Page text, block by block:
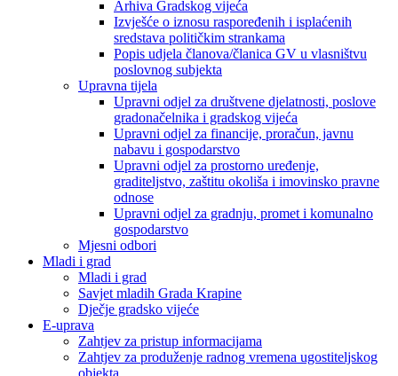
Arhiva Gradskog vijeća
Izvješće o iznosu raspoređenih i isplaćenih
sredstava političkim strankama
Popis udjela članova/članica GV u vlasništvu
poslovnog subjekta
Upravna tijela
Upravni odjel za društvene djelatnosti, poslove
gradonačelnika i gradskog vijeća
Upravni odjel za financije, proračun, javnu
nabavu i gospodarstvo
Upravni odjel za prostorno uređenje,
graditeljstvo, zaštitu okoliša i imovinsko pravne
odnose
Upravni odjel za gradnju, promet i komunalno
gospodarstvo
Mjesni odbori
Mladi i grad
Mladi i grad
Savjet mladih Grada Krapine
Dječje gradsko vijeće
E-uprava
Zahtjev za pristup informacijama
Zahtjev za produženje radnog vremena ugostiteljskog
objekta